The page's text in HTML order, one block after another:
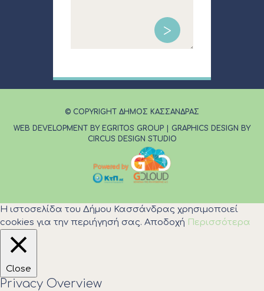
© COPYRIGHT ΔΗΜΟΣ ΚΑΣΣΑΝΔΡΑΣ
WEB DEVELOPMENT BY EGRITOS GROUP
GRAPHICS DESIGN BY
CIRCUS DESIGN STUDIO
Η ιστοσελίδα του Δήμου Κασσάνδρας χρησιμοποιεί
cookies για την περιήγησή σας. Αποδοχή Περισσότερα
Close
Privacy Overview